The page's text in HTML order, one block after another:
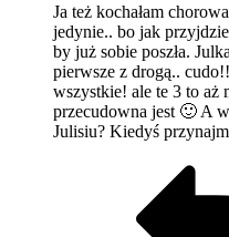
Ja też kochałam
jedynie.. bo jak
by już sobie poszła.
pierwsze z drogą..
wszystkie! ale te 3 to aż
przecudowna jest 🙂 A
Julisiu? Kiedyś